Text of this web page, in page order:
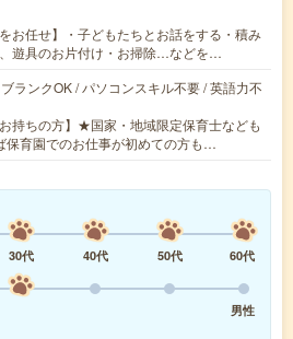
お任せ】・子どもたちとお話をする・積み
遊具のお片付け・お掃除…などを…
ランクOK / パソコンスキル不要 / 英語力不
お持ちの方】★国家・地域限定保育士なども
保育園でのお仕事が初めての方も…
30代 40代 50代
60代
男性